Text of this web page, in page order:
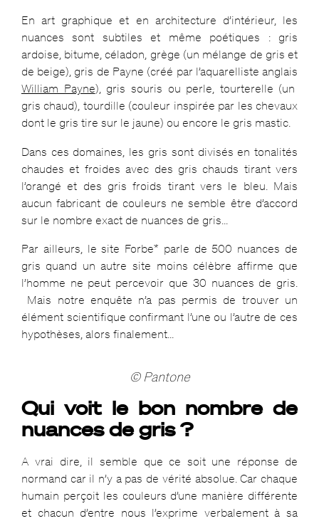
En art graphique et en architecture d’intérieur, les
nuances sont subtiles et même poétiques : gris
ardoise, bitume, céladon, grège (un mélange de gris et
de beige), gris de Payne (créé par l’aquarelliste anglais
William Payne), gris souris ou perle, tourterelle (un
gris chaud), tourdille (couleur inspirée par les chevaux
dont le gris tire sur le jaune) ou encore le gris mastic.
Dans ces domaines, les gris sont divisés en tonalités
chaudes et froides avec des gris chauds tirant vers
l’orangé et des gris froids tirant vers le bleu. Mais
aucun fabricant de couleurs ne semble être d’accord
sur le nombre exact de nuances de gris…
Par ailleurs, le site Forbe* parle de 500 nuances de
gris quand un autre site moins célèbre affirme que
l’homme ne peut percevoir que 30 nuances de gris.
Mais notre enquête n’a pas permis de trouver un
élément scientifique confirmant l’une ou l’autre de ces
hypothèses, alors finalement…
© Pantone
Qui voit le bon nombre de
nuances de gris ?
A vrai dire, il semble que ce soit une réponse de
normand car il n’y a pas de vérité absolue. Car chaque
humain perçoit les couleurs d’une manière différente
et chacun d’entre nous l’exprime verbalement à sa